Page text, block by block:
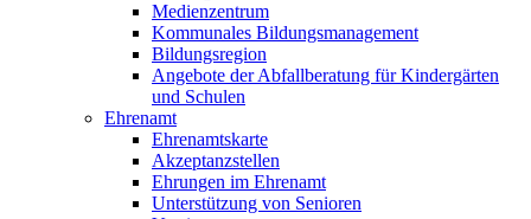
Medienzentrum
Kommunales Bildungsmanagement
Bildungsregion
Angebote der Abfallberatung für Kindergärten
und Schulen
Ehrenamt
Ehrenamtskarte
Akzeptanzstellen
Ehrungen im Ehrenamt
Unterstützung von Senioren